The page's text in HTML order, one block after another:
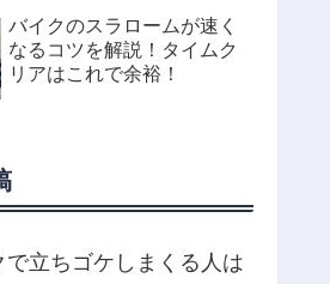
バイクのスラロームが速く
なるコツを解説！タイムク
リアはこれで余裕！
で立ちゴケしまくる人は